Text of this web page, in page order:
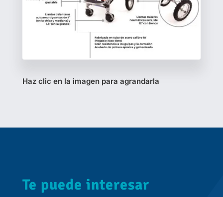
Haz clic en la imagen para agrandarla
Te puede interesar